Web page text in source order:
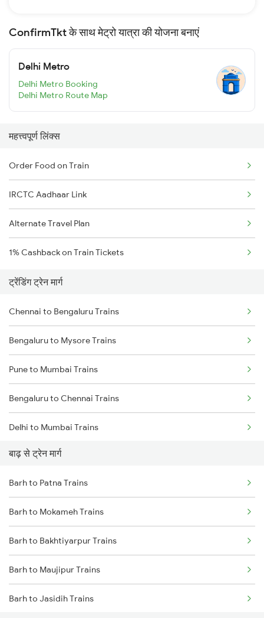
ConfirmTkt के साथ मेट्रो यात्रा की योजना बनाएं
Delhi Metro
Delhi Metro Booking
Delhi Metro Route Map
महत्त्वपूर्ण लिंक्स
Order Food on Train
IRCTC Aadhaar Link
Alternate Travel Plan
1% Cashback on Train Tickets
ट्रेंडिंग ट्रेन मार्ग
Chennai to Bengaluru Trains
Bengaluru to Mysore Trains
Pune to Mumbai Trains
Bengaluru to Chennai Trains
Delhi to Mumbai Trains
Mumbai to Pune Trains
Delhi to Jammu Trains
Mumbai to Delhi Trains
Mumbai to Goa Trains
Chennai to Coimbatore Trains
बाढ़ से ट्रेन मार्ग
Barh to Patna Trains
Barh to Mokameh Trains
Barh to Bakhtiyarpur Trains
Barh to Maujipur Trains
Barh to Jasidih Trains